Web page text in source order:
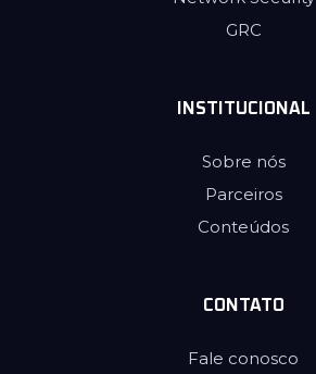
GRC
INSTITUCIONAL
Sobre nós
Parceiros
Conteúdos
CONTATO
Fale conosco